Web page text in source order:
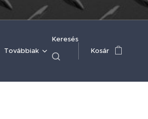
Továbbiak
Keresés
Kosár